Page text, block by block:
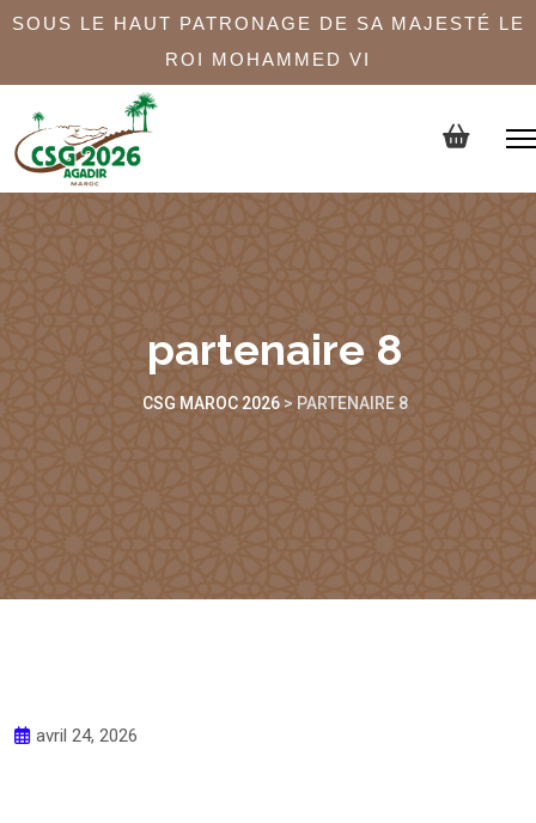
SOUS LE HAUT PATRONAGE DE SA MAJESTÉ LE
ROI MOHAMMED VI
partenaire 8
CSG MAROC 2026 > PARTENAIRE 8
avril 24, 2026